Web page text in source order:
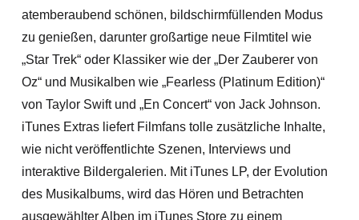
atemberaubend schönen, bildschirmfüllenden Modus
zu genießen, darunter großartige neue Filmtitel wie
„Star Trek“ oder Klassiker wie der „Der Zauberer von
Oz“ und Musikalben wie „Fearless (Platinum Edition)“
von Taylor Swift und „En Concert“ von Jack Johnson.
iTunes Extras liefert Filmfans tolle zusätzliche Inhalte,
wie nicht veröffentlichte Szenen, Interviews und
interaktive Bildergalerien. Mit iTunes LP, der Evolution
des Musikalbums, wird das Hören und Betrachten
ausgewählter Alben im iTunes Store zu einem